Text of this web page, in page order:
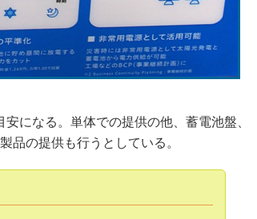
になる。単体での提供の他、蓄電池盤、
品の提供も行うとしている。